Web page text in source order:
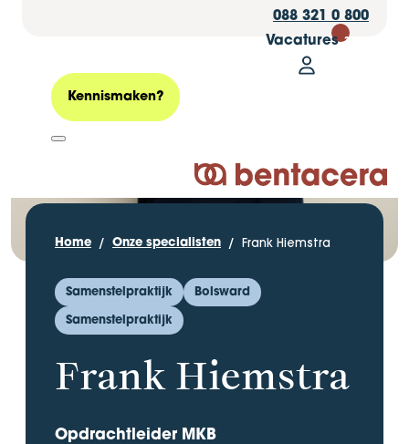
088 321 0 800
Vacatures 30
Mijn
Logo Bentacera
Kennismaken?
Home Onze specialisten Frank Hiemstra
Samenstelpraktijk Bolsward
Samenstelpraktijk
Frank Hiemstra
Opdrachtleider MKB